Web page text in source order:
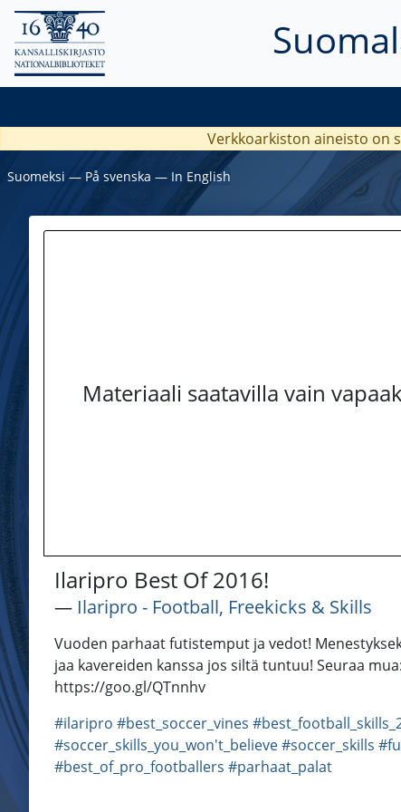
Verkkoarkiston aineisto on
Suomeksi ― På svenska ― In English
Materiaali saatavilla vain
Ilaripro Best Of 2016!
― Ilaripro - Football, Freekicks & Skills
Vuoden parhaat futistemput ja vedot!
jaa kavereiden kanssa jos siltä tuntuu! Seuraa
https://goo.gl/QTnnhv
#ilaripro #best_soccer_vines
#soccer_skills_you_won't_believe#soccer_skills
#best_of_pro_footballers #parhaat_palat